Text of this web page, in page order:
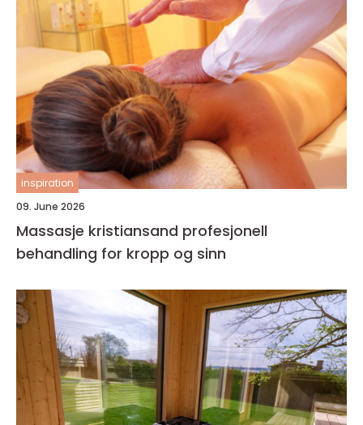
inspiration
09. June 2026
Massasje kristiansand profesjonell
behandling for kropp og sinn